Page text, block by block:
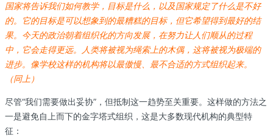
国家将告诉我们如何教学，目标是什么，以及国家规定了什么是不好
的。它的目标是可以想象到的最糟糕的目标，但它希望得到最好的结
果。今天的政治朝着组织化的方向发展， 在努力让人们顺从的过程
中，它会走得更远。人类将被视为绳索上的木偶，这将被视为极端的
进步。像学校这样的机构将以最傲慢、最不合适的方式组织起来。
（同上）
尽管“我们需要做出妥协”，但抵制这一趋势至关重要。这样做的方法之
一是避免自上而下的金字塔式组织，这是大多数现代机构的典型特
征：